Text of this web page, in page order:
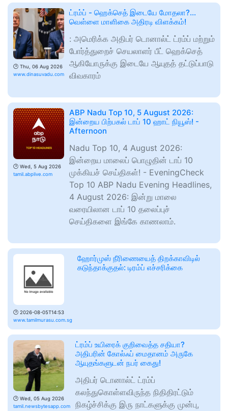
🕑 Thu, 06 Aug 2026
www.dinasuvadu.com
ட்ரம்ப் - ஹெக்செத் இடையே மோதலா?...
வெள்ளை மாளிகை அதிரடி விளக்கம்!
: அமெரிக்க அதிபர் டொனால்ட் ட்ரம்ப் மற்றும்
போர்த்துறைச் செயலாளர் பீட் ஹெக்செத்
ஆகியோருக்கு இடையே ஆயுதத் தட்டுப்பாடு
விவகாரம்
🕑 Wed, 5 Aug 2026
tamil.abplive.com
ABP Nadu Top 10, 5 August 2026:
இன்றைய பிற்பகல் டாப் 10 ஹாட் நியூஸ்! -
Afternoon
Nadu Top 10, 4 August 2026:
இன்றைய மாலைப் பொழுதின் டாப் 10
முக்கியச் செய்திகள்! - EveningCheck
Top 10 ABP Nadu Evening Headlines,
4 August 2026: இன்று மாலை
வரையிலான டாப் 10 தலைப்புச்
செய்திகளை இங்கே காணலாம்.
🕑 2026-08-05T14:53
www.tamilmurasu.com.sg
ஹோர்முஸ் நீரிணையைத் திறக்காவிடில்
கடுந்தாக்குதல்: டிரம்ப் எச்சரிக்கை
🕑 Wed, 05 Aug 2026
tamil.newsbytesapp.com
ட்ரம்ப் உயிரைக் குறிவைத்த சதியா?
அதிபரின் கோல்ஃப் மைதானம் அருகே
ஆயுதங்களுடன் நபர் கைது!
அதிபர் டொனால்ட் ட்ரம்ப்
கலந்துகொள்ளவிருந்த நிதிதிரட்டும்
நிகழ்ச்சிக்கு இரு நாட்களுக்கு முன்பு,